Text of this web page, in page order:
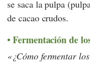
se saca la pulpa
de cacao crudos.
Fermentación de
¿Cómo fermentar